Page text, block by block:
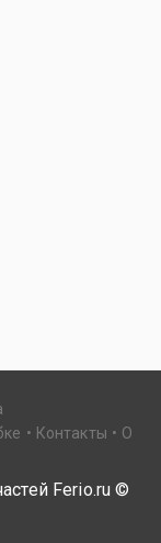
Контакты
О
Ferio.ru ©